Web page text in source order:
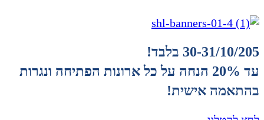
30-31/10/205 בלבד!
עד 20% הנחה על כל ארונות הפתיחה ונגרות
בהתאמה אישית!